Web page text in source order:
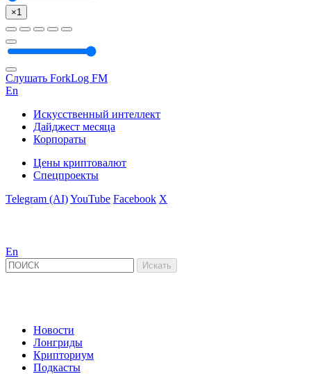
×1
Слушать ForkLog FM
En
Искусственный интеллект
Дайджест месяца
Корпораты
Цены криптовалют
Спецпроекты
Telegram (AI)YouTube Facebook X
En
Новости
Лонгриды
Крипториум
Подкасты